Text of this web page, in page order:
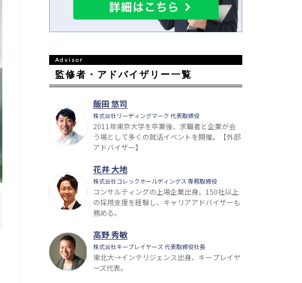
監修者・アドバイザリー一覧
飯田 悠司
株式会社リーディングマーク 代表取締役
2011年東京大学を卒業後、求職者と企業が会
う場として多くの就活イベントを開催。【外部
アドバイザー】
花井 大地
株式会社コレックホールディングス 専務取締役
コンサルティングの上場企業出身。150社以上
の採用支援を経験し、キャリアアドバイザーも
務める。
高野 秀敏
株式会社キープレイヤーズ 代表取締役社長
東北大→インテリジェンス出身、キープレイヤ
ーズ代表。